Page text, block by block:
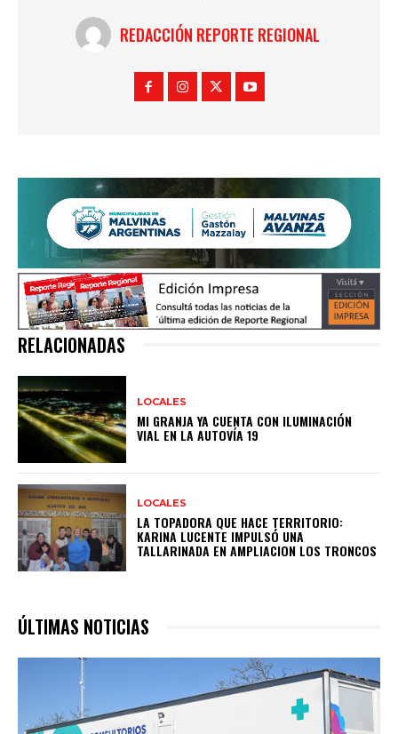
REDACCIÓN REPORTE REGIONAL
RELACIONADAS
LOCALES
MI GRANJA YA CUENTA CON ILUMINACIÓN
VIAL EN LA AUTOVÍA 19
LOCALES
LA TOPADORA QUE HACE TERRITORIO:
KARINA LUCENTE IMPULSÓ UNA
TALLARINADA EN AMPLIACION LOS TRONCOS
ÚLTIMAS NOTICIAS